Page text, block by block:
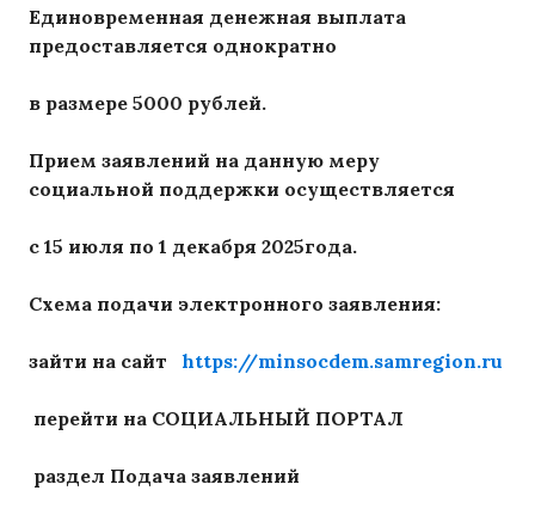
Единовременная денежная выплата
предоставляется однократно
в размере 5000 рублей.
Прием заявлений на данную меру
социальной поддержки осуществляется
c 15 июля по 1 декабря 2025года.
Схема подачи электронного заявления:
зайти на сайт https://minsocdem.samregion.ru
перейти на СОЦИАЛЬНЫЙ ПОРТАЛ
раздел Подача заявлений